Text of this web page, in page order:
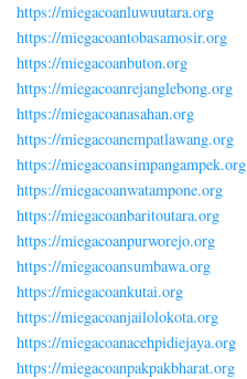
https://miegacoanluwuutara.org
https://miegacoantobasamosir.org
https://miegacoanbuton.org
https://miegacoanrejanglebong.org
https://miegacoanasahan.org
https://miegacoanempatlawang.org
https://miegacoansimpangampek.org
https://miegacoanwatampone.org
https://miegacoanbaritoutara.org
https://miegacoanpurworejo.org
https://miegacoansumbawa.org
https://miegacoankutai.org
https://miegacoanjailolokota.org
https://miegacoanacehpidiejaya.org
https://miegacoanpakpakbharat.org